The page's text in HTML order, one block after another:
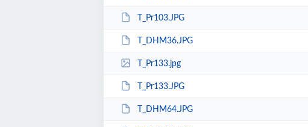
T_Pr103.JPG
T_DHM36.JPG
T_Pr133.jpg
T_Pr133.JPG
T_DHM64.JPG